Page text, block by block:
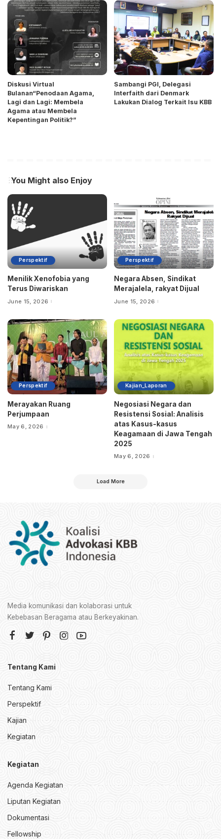
Diskusi Virtual
Bulanan“Penodaan Agama,
Lagi dan Lagi: Membela
Agama atau Membela
Kepentingan Politik?”
Sambangi PGI, Delegasi
Interfaith dari Denmark
Lakukan Dialog Terkait Isu KBB
You Might also Enjoy
Perspektif
Menilik Xenofobia yang
Terus Diwariskan
June 15, 2026
Perspektif
Negara Absen, Sindikat
Merajalela, rakyat Dijual
June 15, 2026
Perspektif
Merayakan Ruang
Perjumpaan
May 6, 2026
Kajian_Laporan
Negosiasi Negara dan
Resistensi Sosial: Analisis
atas Kasus-kasus
Keagamaan di Jawa Tengah
2025
May 6, 2026
Load More
Media komunikasi dan kolaborasi untuk
Kebebasan Beragama atau Berkeyakinan.
Tentang Kami
Tentang Kami
Perspektif
Kajian
Kegiatan
Kegiatan
Agenda Kegiatan
Liputan Kegiatan
Dokumentasi
Fellowship